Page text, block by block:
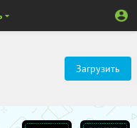
Загрузить